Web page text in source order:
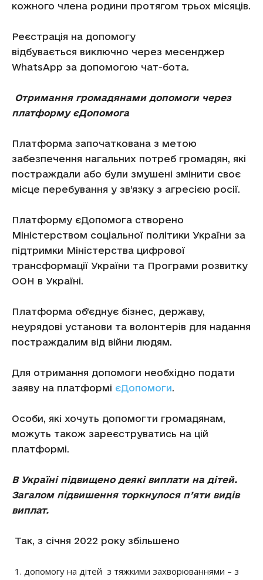
кожного члена родини протягом трьох місяців.
Реєстрація на допомогу
відбувається виключно через месенджер
WhatsApp за допомогою чат-бота.
Отримання громадянами допомоги через
платформу єДопомога
Платформа започаткована з метою
забезпечення нагальних потреб громадян, які
постраждали або були змушені змінити своє
місце перебування у зв’язку з агресією росії.
Платформу єДопомога створено
Міністерством соціальної політики України за
підтримки Міністерства цифрової
трансформації України та Програми розвитку
ООН в Україні.
Платформа об’єднує бізнес, державу,
неурядові установи та волонтерів для надання
постраждалим від війни людям.
Для отримання допомоги необхідно подати
заяву на платформі єДопомоги.
Особи, які хочуть допомогти громадянам,
можуть також зареєструватись на цій
платформі.
В Україні підвищено деякі виплати на дітей.
Загалом підвишення торкнулося п’яти видів
виплат.
Так, з січня 2022 року збільшено
допомогу на дітей з тяжкими захворюваннями – з